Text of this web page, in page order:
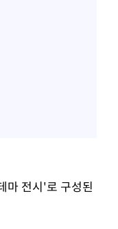
마 전시'로 구성된